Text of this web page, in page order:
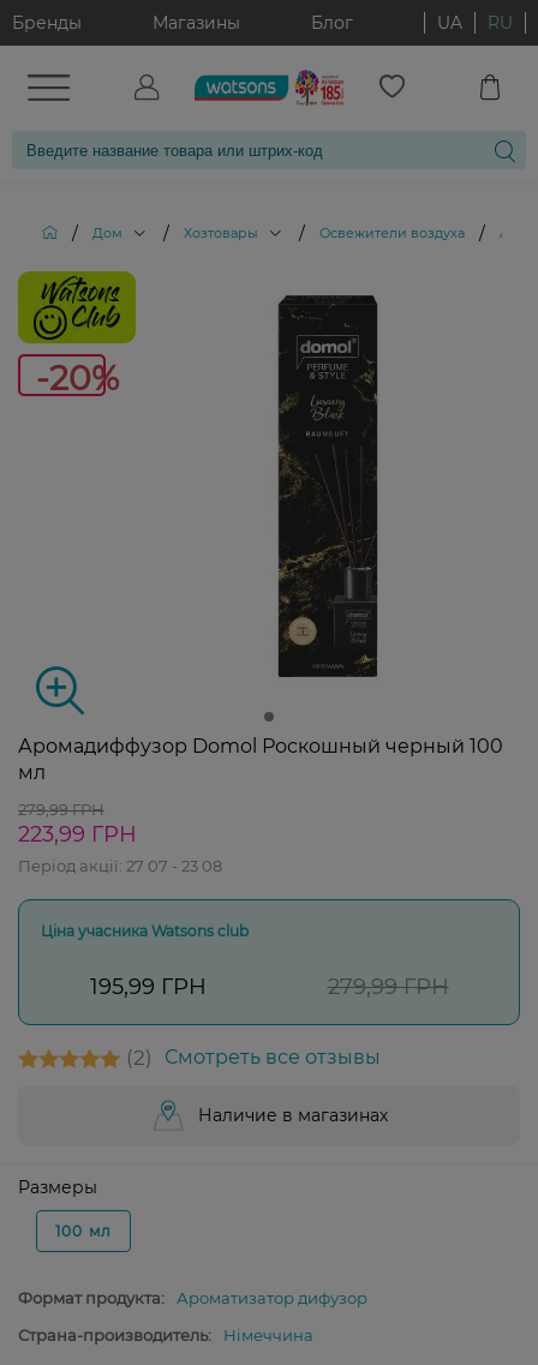
Бренды Магазины Блог UA RU
/ Дом / Хозтовары / Освежители воздуха /
-20%
Аромадиффузор Domol Роскошный черный 100
мл
279,99 ГРН
223,99 ГРН
Період акції: 27 07 - 23 08
Ціна учасника Watsons club
195,99 ГРН 279,99 ГРН
2 Смотреть все отзывы
Наличие в магазинах
Размеры
100 мл
Формат продукта:
Ароматизатор дифузор
Страна-производитель:
Німеччина